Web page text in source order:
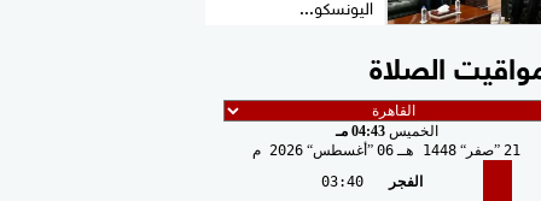
الصلاة
الخميس04:43 مـ
21 صفر 1448 هـ 06 أغسطس 2026 م
الفجر
03:40